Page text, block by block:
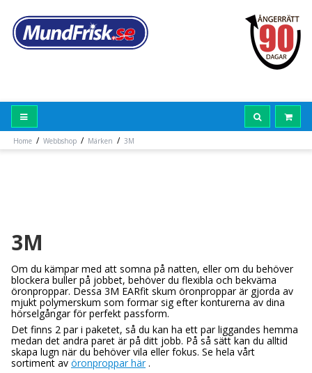
Home / Webbshop / Märken / 3M
3M
Om du kämpar med att somna på natten, eller om du behöver
blockera buller på jobbet, behöver du flexibla och bekväma
öronproppar. Dessa 3M EARfit skum öronproppar är gjorda av
mjukt polymerskum som formar sig efter konturerna av dina
hörselgångar för perfekt passform.
Det finns 2 par i paketet, så du kan ha ett par liggandes hemma
medan det andra paret är på ditt jobb. På så sätt kan du alltid
skapa lugn när du behöver vila eller fokus. Se hela vårt
sortiment av öronproppar här .